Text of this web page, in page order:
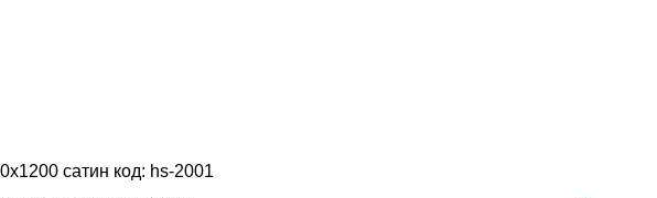
сатин код: hs-2001